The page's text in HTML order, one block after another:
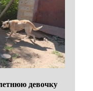
девочку